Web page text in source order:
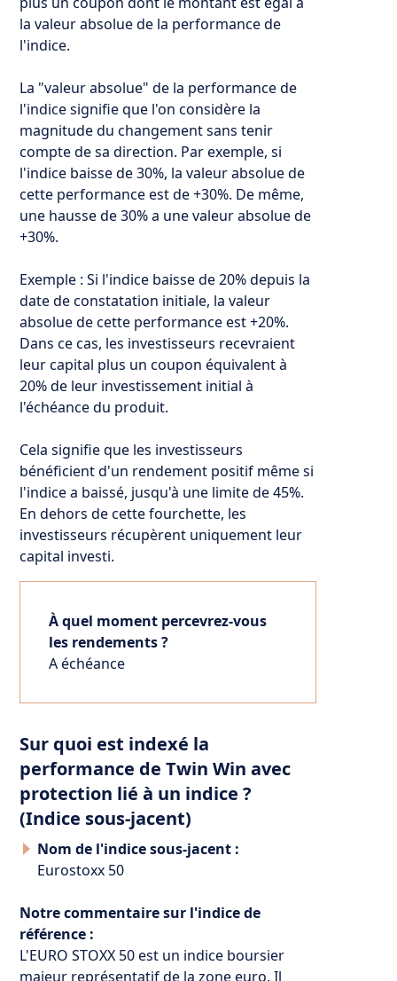
la valeur absolue de la performance de
l'indice.
La "valeur absolue" de la performance de
l'indice signifie que l'on considère la
magnitude du changement sans tenir
compte de sa direction. Par exemple, si
l'indice baisse de 30%, la valeur absolue de
cette performance est de +30%. De même,
une hausse de 30% a une valeur absolue de
+30%.
Exemple : Si l'indice baisse de 20% depuis la
date de constatation initiale, la valeur
absolue de cette performance est +20%.
Dans ce cas, les investisseurs recevraient
leur capital plus un coupon équivalent à
20% de leur investissement initial à
l'échéance du produit.
Cela signifie que les investisseurs
bénéficient d'un rendement positif même si
l'indice a baissé, jusqu'à une limite de 45%.
En dehors de cette fourchette, les
investisseurs récupèrent uniquement leur
capital investi.
À quel moment percevrez-vous
les rendements ?
A échéance
Sur quoi est indexé la
performance de Twin Win avec
protection lié à un indice ?
(Indice sous-jacent)
Nom de l'indice sous-jacent :
Eurostoxx 50
Notre commentaire sur l'indice de
référence :
L'EURO STOXX 50 est un indice boursier
majeur représentatif de la zone euro. Il